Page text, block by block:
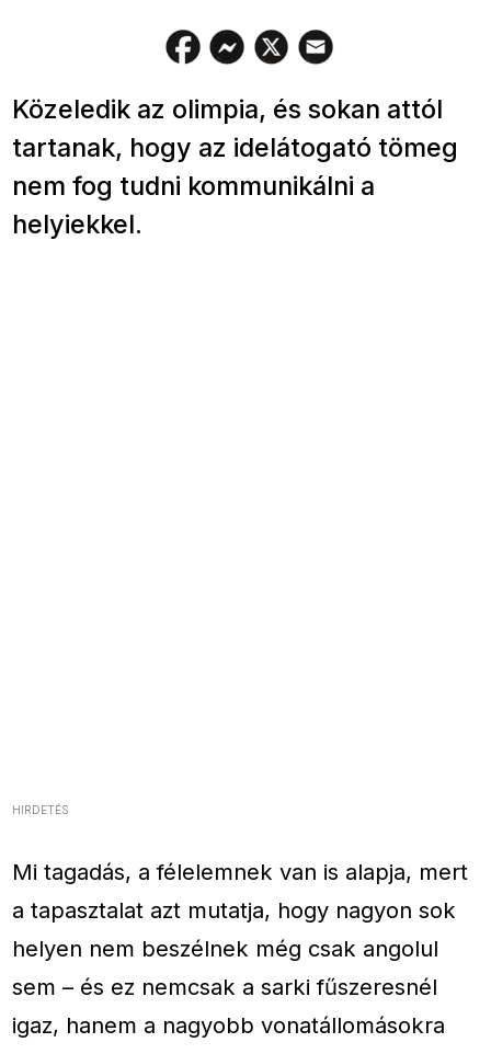
Közeledik az olimpia, és sokan attól
tartanak, hogy az idelátogató tömeg
nem fog tudni kommunikálni a
helyiekkel.
HIRDETÉS
Mi tagadás, a félelemnek van is alapja, mert
a tapasztalat azt mutatja, hogy nagyon sok
helyen nem beszélnek még csak angolul
sem – és ez nemcsak a sarki fűszeresnél
igaz, hanem a nagyobb vonatállomásokra